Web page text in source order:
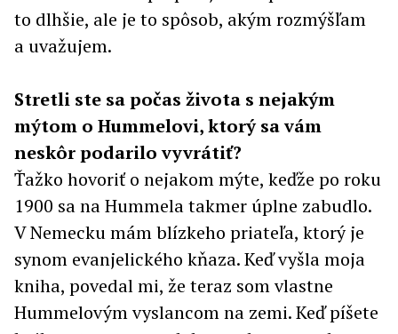
to dlhšie, ale je to spôsob, akým rozmýšľam
a uvažujem.
Stretli ste sa počas života s nejakým
mýtom o Hummelovi, ktorý sa vám
neskôr podarilo vyvrátiť?
Ťažko hovoriť o nejakom mýte, keďže po roku
1900 sa na Hummela takmer úplne zabudlo.
V Nemecku mám blízkeho priateľa, ktorý je
synom evanjelického kňaza. Keď vyšla moja
kniha, povedal mi, že teraz som vlastne
Hummelovým vyslancom na zemi. Keď píšete